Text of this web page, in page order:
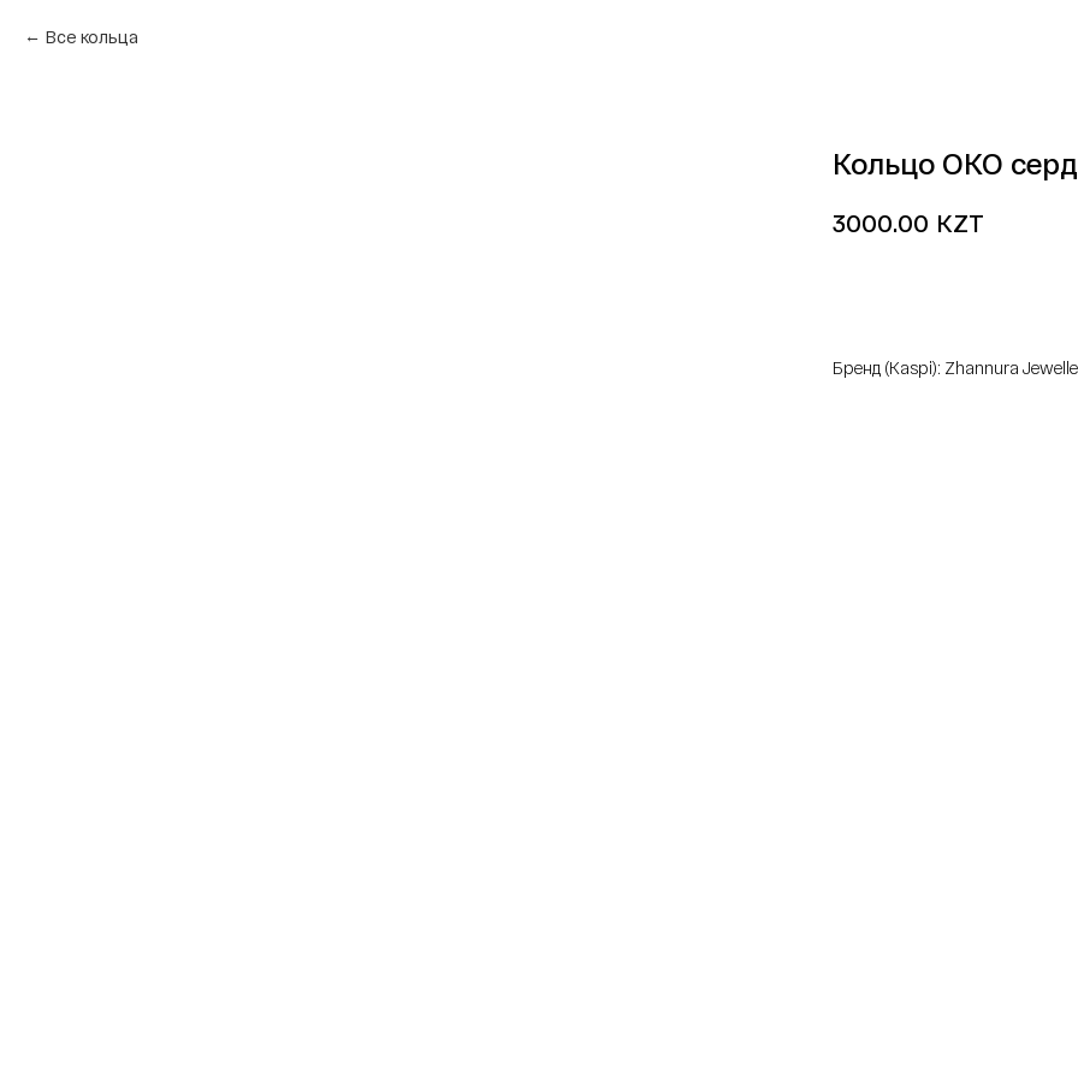
Все кольца
Кольцо ОКО
3000.00 KZT
Бренд (Kaspi): Zhannura